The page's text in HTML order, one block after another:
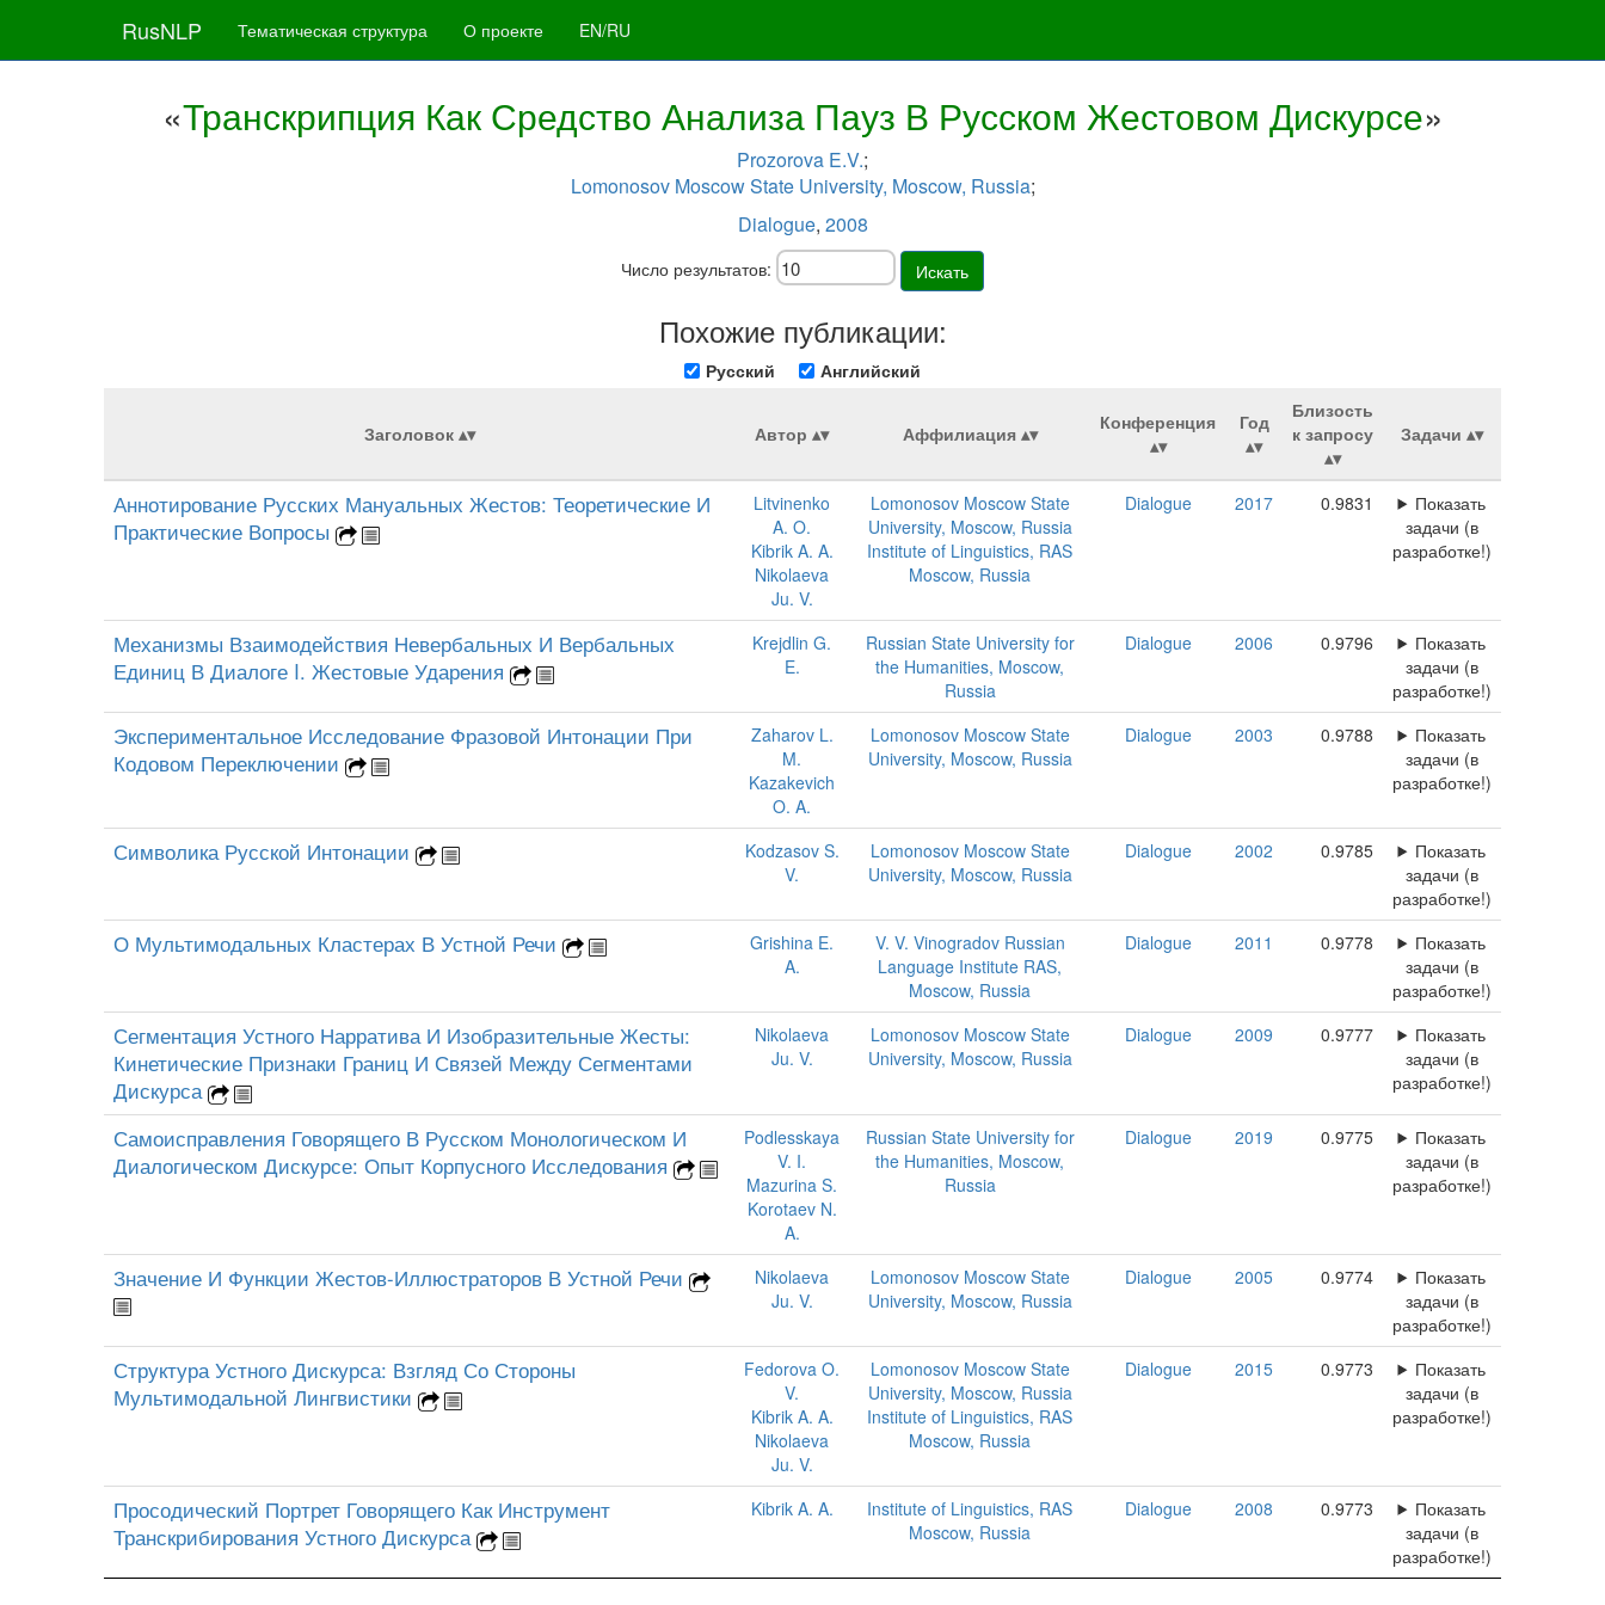
RusNLP Тематическая структура О проекте EN/RU
«Транскрипция Как Средство Анализа Пауз В Русском Жестовом Дискурсе»
Prozorova E.V.;
Lomonosov Moscow State University, Moscow, Russia;
Dialogue, 2008
Число результатов: Искать
Похожие публикации:
Русский Английский
Заголовок Автор Аффилиация Конференция Год
Близость
к запросу
Задачи
Аннотирование Русских Мануальных Жестов: Теоретические И
Практические Вопросы
Litvinenko
A. O.
Kibrik A. A.
Nikolaeva
Ju. V.
Lomonosov Moscow State
University, Moscow, Russia
Institute of Linguistics, RAS
Moscow, Russia
Dialogue 2017 0.9831
Показать
задачи (в
разработке!)
Механизмы Взаимодействия Невербальных И Вербальных
Единиц В Диалоге I. Жестовые Ударения
Krejdlin G.
E.
Russian State University for
the Humanities, Moscow,
Russia
Dialogue 2006 0.9796
Показать
задачи (в
разработке!)
Экспериментальное Исследование Фразовой Интонации При
Кодовом Переключении
Zaharov L.
M.
Kazakevich
O. A.
Lomonosov Moscow State
University, Moscow, Russia
Dialogue 2003 0.9788
Показать
задачи (в
разработке!)
Символика Русской Интонации
Kodzasov S.
V.
Lomonosov Moscow State
University, Moscow, Russia
Dialogue 2002 0.9785
Показать
задачи (в
разработке!)
О Мультимодальных Кластерах В Устной Речи
Grishina E.
A.
V. V. Vinogradov Russian
Language Institute RAS,
Moscow, Russia
Dialogue 2011 0.9778
Показать
задачи (в
разработке!)
Сегментация Устного Нарратива И Изобразительные Жесты:
Кинетические Признаки Границ И Связей Между Сегментами
Дискурса
Nikolaeva
Ju. V.
Lomonosov Moscow State
University, Moscow, Russia
Dialogue 2009 0.9777
Показать
задачи (в
разработке!)
Самоисправления Говорящего В Русском Монологическом И
Диалогическом Дискурсе: Опыт Корпусного Исследования
Podlesskaya
V. I.
Mazurina S.
Korotaev N.
A.
Russian State University for
the Humanities, Moscow,
Russia
Dialogue 2019 0.9775
Показать
задачи (в
разработке!)
Значение И Функции Жестов-Иллюстраторов В Устной Речи
Nikolaeva
Ju. V.
Lomonosov Moscow State
University, Moscow, Russia
Dialogue 2005 0.9774
Показать
задачи (в
разработке!)
Структура Устного Дискурса: Взгляд Со Стороны
Мультимодальной Лингвистики
Fedorova O.
V.
Kibrik A. A.
Nikolaeva
Ju. V.
Lomonosov Moscow State
University, Moscow, Russia
Institute of Linguistics, RAS
Moscow, Russia
Dialogue 2015 0.9773
Показать
задачи (в
разработке!)
Просодический Портрет Говорящего Как Инструмент
Транскрибирования Устного Дискурса
Kibrik A. A.
Institute of Linguistics, RAS
Moscow, Russia
Dialogue 2008 0.9773
Показать
задачи (в
разработке!)